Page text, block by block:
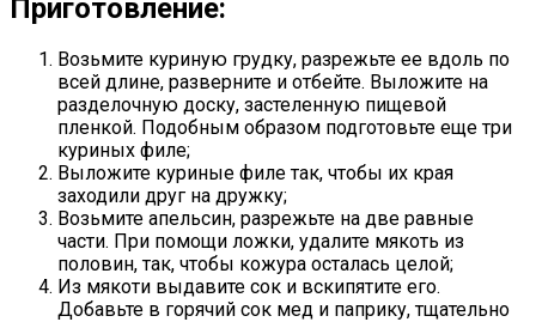
Приготовление:
Возьмите куриную грудку, разрежьте ее вдоль по
всей длине, разверните и отбейте. Выложите на
разделочную доску, застеленную пищевой
пленкой. Подобным образом подготовьте еще три
куриных филе;
Выложите куриные филе так, чтобы их края
заходили друг на дружку;
Возьмите апельсин, разрежьте на две равные
части. При помощи ложки, удалите мякоть из
половин, так, чтобы кожура осталась целой;
Из мякоти выдавите сок и вскипятите его.
Добавьте в горячий сок мед и паприку, тщательно